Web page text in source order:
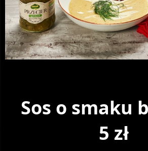
Sos o smaku
5 zł